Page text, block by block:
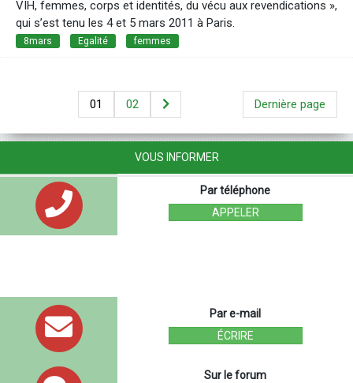
VIH, femmes, corps et identités, du vécu aux revendications »,
qui s’est tenu les 4 et 5 mars 2011 à Paris.
8mars Egalité femmes
01 02 Dernière page
VOUS INFORMER
Par téléphone
APPELER
Par e-mail
ÉCRIRE
Sur le forum